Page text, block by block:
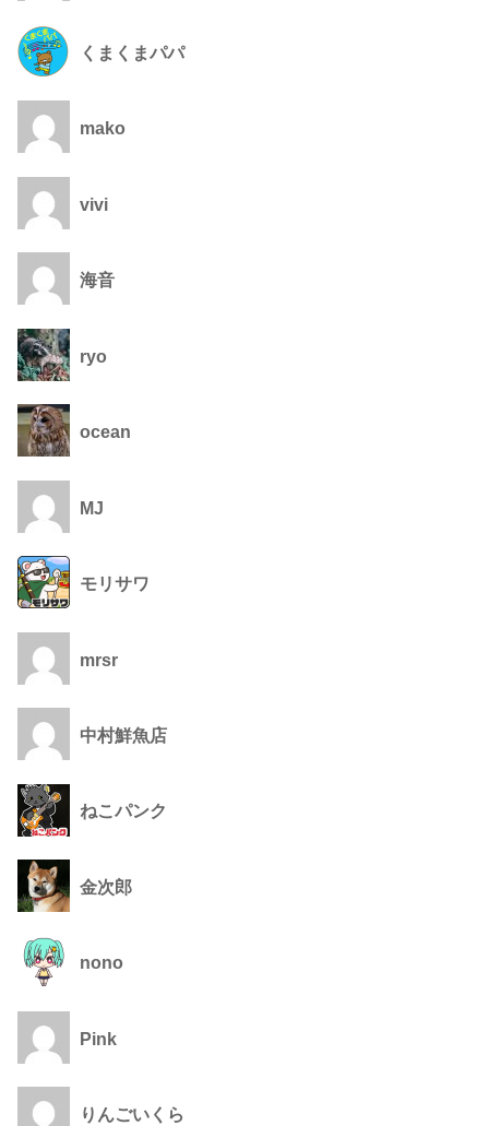
くまくまパパ
mako
vivi
海音
ryo
ocean
MJ
モリサワ
mrsr
中村鮮魚店
ねこパンク
金次郎
nono
Pink
りんごいくら